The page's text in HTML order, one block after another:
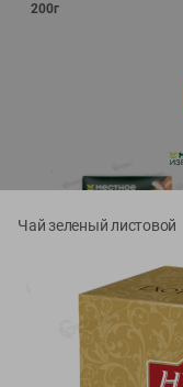
200г
4.99 шт
Конфеты фруктово-
Чай зеленый листовой